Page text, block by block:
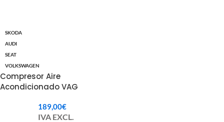
SKODA
AUDI
SEAT
VOLKSWAGEN
Compresor Aire
Acondicionado VAG
189,00€
IVA EXCL.